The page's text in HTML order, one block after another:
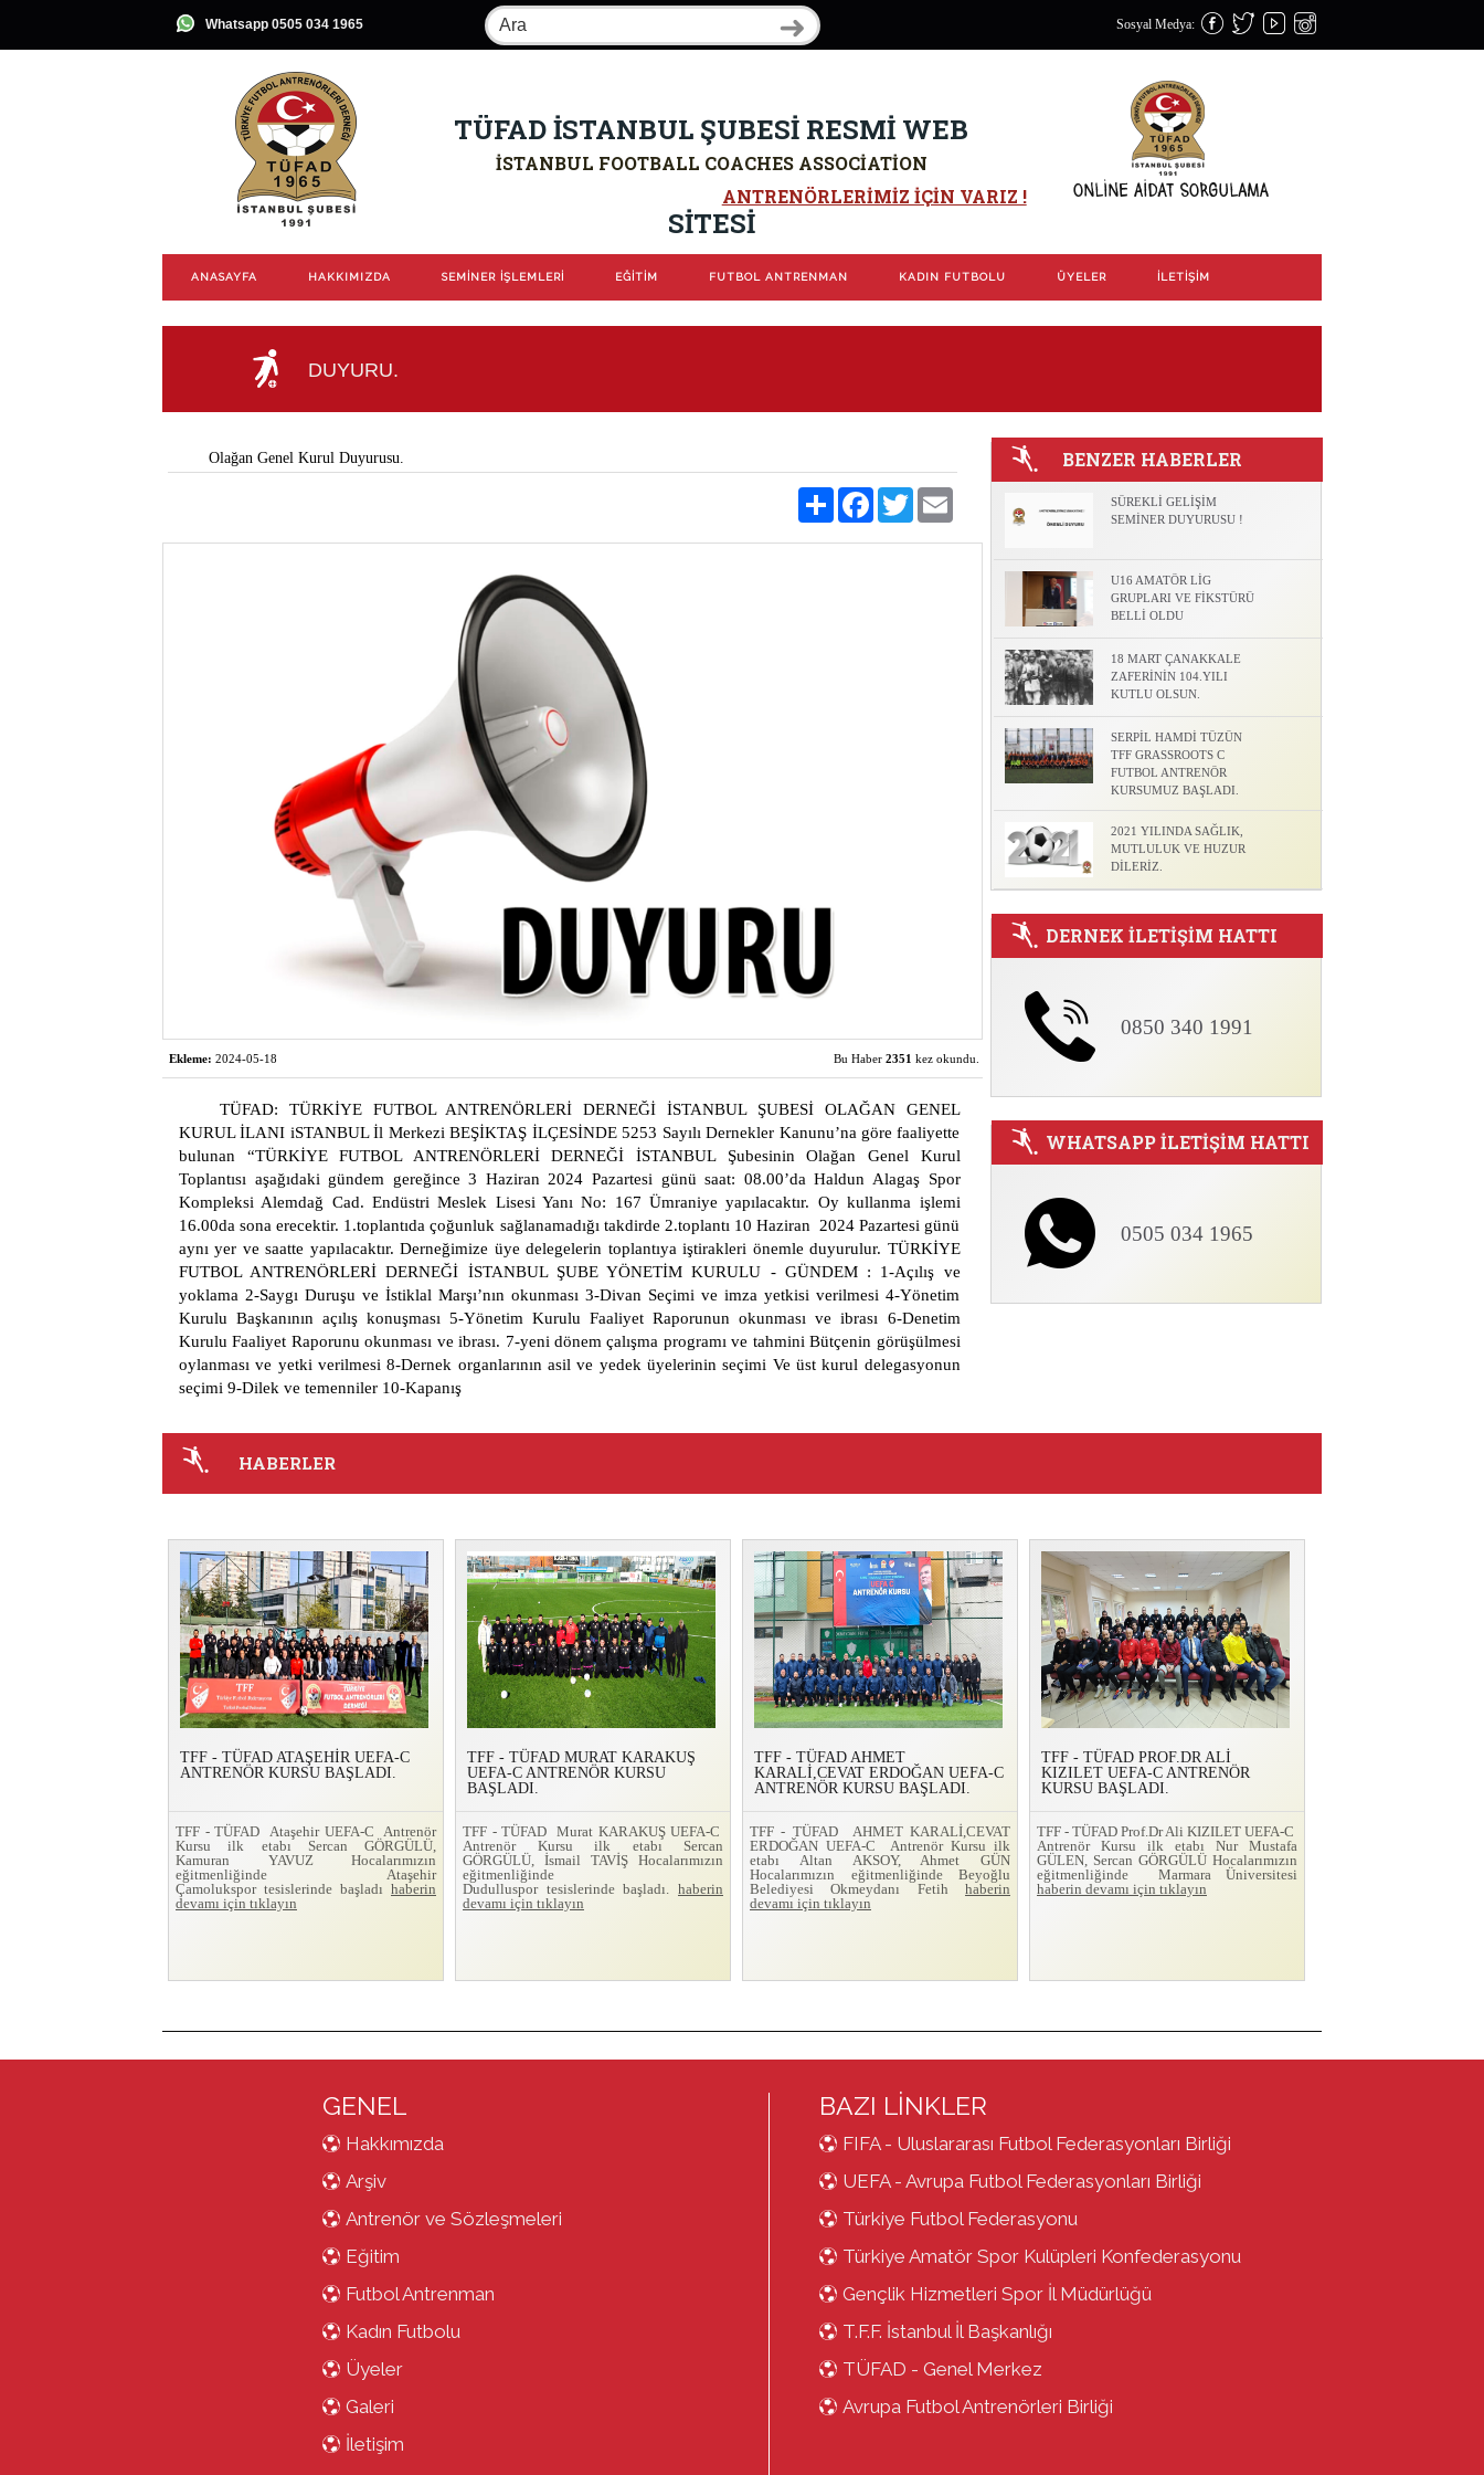
Whatsapp 0505 034 1965 Sosyal Medya:
TÜFAD İSTANBUL ŞUBESİ RESMİ WEB
SİTESİ
İSTANBUL FOOTBALL COACHES ASSOCIATION
ANTRENÖRLERIMIZ IÇIN VARIZ !
ANASAYFA HAKKIMIZDA SEMİNER İŞLEMLERİ EĞİTİM FUTBOL ANTRENMAN KADIN FUTBOLU ÜYELER İLETIŞIM
DUYURU.
Olağan Genel Kurul Duyurusu.
Share FacebookTwitter
Ekleme: 2024-05-18 Bu Haber 2351 kez okundu.
TÜFAD: TÜRKİYE FUTBOL ANTRENÖRLERİ DERNEĞİ İSTANBUL ŞUBESİ OLAĞAN GENEL
KURUL İLANI iSTANBUL İl Merkezi BEŞİKTAŞ İLÇESİNDE 5253 Sayılı Dernekler Kanunu’na göre faaliyette
bulunan “TÜRKİYE FUTBOL ANTRENÖRLERİ DERNEĞİ İSTANBUL Şubesinin Olağan Genel Kurul
Toplantısı aşağıdaki gündem gereğince 3 Haziran 2024 Pazartesi günü saat: 08.00’da Haldun Alagaş Spor
Kompleksi Alemdağ Cad. Endüstri Meslek Lisesi Yanı No: 167 Ümraniye yapılacaktır. Oy kullanma işlemi
16.00da sona erecektir. 1.toplantıda çoğunluk sağlanamadığı takdirde 2.toplantı 10 Haziran 2024 Pazartesi günü
aynı yer ve saatte yapılacaktır. Derneğimize üye delegelerin toplantıya iştirakleri önemle duyurulur. TÜRKİYE
FUTBOL ANTRENÖRLERİ DERNEĞİ İSTANBUL ŞUBE YÖNETİM KURULU - GÜNDEM : 1-Açılış ve
yoklama 2-Saygı Duruşu ve İstiklal Marşı’nın okunması 3-Divan Seçimi ve imza yetkisi verilmesi 4-Yönetim
Kurulu Başkanının açılış konuşması 5-Yönetim Kurulu Faaliyet Raporunun okunması ve ibrası 6-Denetim
Kurulu Faaliyet Raporunu okunması ve ibrası. 7-yeni dönem çalışma programı ve tahmini Bütçenin görüşülmesi
oylanması ve yetki verilmesi 8-Dernek organlarının asil ve yedek üyelerinin seçimi Ve üst kurul delegasyonun
seçimi 9-Dilek ve temenniler 10-Kapanış
BENZER HABERLER
SÜREKLİ GELİŞİM
SEMİNER DUYURUSU !
U16 AMATÖR LİG
GRUPLARI VE FİKSTÜRÜ
BELLİ OLDU
18 MART ÇANAKKALE
ZAFERİNİN 104.YILI
KUTLU OLSUN.
SERPİL HAMDİ TÜZÜN
TFF GRASSROOTS C
FUTBOL ANTRENÖR
KURSUMUZ BAŞLADI.
2021 YILINDA SAĞLIK,
MUTLULUK VE HUZUR
DİLERİZ.
DERNEK İLETİŞİM HATTI
0850 340 1991
WHATSAPP İLETİŞİM HATTI
0505 034 1965
HABERLER
TFF - TÜFAD ATAŞEHİR UEFA-C
ANTRENÖR KURSU BAŞLADI.
TFF - TÜFAD Ataşehir UEFA-C Antrenör
Kursu ilk etabı Sercan GÖRGÜLÜ,
Kamuran YAVUZ Hocalarımızın
eğitmenliğinde Ataşehir
Çamolukspor tesislerinde başladı haberin
devamı için tıklayın
TFF - TÜFAD MURAT KARAKUŞ
UEFA-C ANTRENÖR KURSU
BAŞLADI.
TFF - TÜFAD Murat KARAKUŞ UEFA-C
Antrenör Kursu ilk etabı Sercan
GÖRGÜLÜ, İsmail TAVİŞ Hocalarımızın
eğitmenliğinde
Dudulluspor tesislerinde başladı. haberin
devamı için tıklayın
TFF - TÜFAD AHMET
KARALİ,CEVAT ERDOĞAN UEFA-C
ANTRENÖR KURSU BAŞLADI.
TFF - TÜFAD AHMET KARALİ,CEVAT
ERDOĞAN UEFA-C Antrenör Kursu ilk
etabı Altan AKSOY, Ahmet GÜN
Hocalarımızın eğitmenliğinde Beyoğlu
Belediyesi Okmeydanı Fetih haberin
devamı için tıklayın
TFF - TÜFAD PROF.DR ALİ
KIZILET UEFA-C ANTRENÖR
KURSU BAŞLADI.
TFF - TÜFAD Prof.Dr Ali KIZILET UEFA-C
Antrenör Kursu ilk etabı Nur Mustafa
GÜLEN, Sercan GÖRGÜLÜ Hocalarımızın
eğitmenliğinde Marmara Üniversitesi
haberin devamı için tıklayın
GENEL
Hakkımızda
Arşiv
Antrenör ve Sözleşmeleri
Eğitim
Futbol Antrenman
Kadın Futbolu
Üyeler
Galeri
İletişim
BAZI LİNKLER
FIFA - Uluslararası Futbol Federasyonları Birliği
UEFA - Avrupa Futbol Federasyonları Birliği
Türkiye Futbol Federasyonu
Türkiye Amatör Spor Kulüpleri Konfederasyonu
Gençlik Hizmetleri Spor İl Müdürlüğü
T.F.F. İstanbul İl Başkanlığı
TÜFAD - Genel Merkez
Avrupa Futbol Antrenörleri Birliği